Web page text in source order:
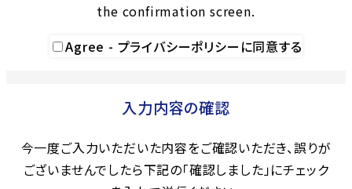
the confirmation screen.
Agree - プライバシーポリシーに同意する
入力内容の確認
今一度ご入力いただいた内容をご確認いただき、誤りが
ございませんでしたら下記の「確認しました」にチェック